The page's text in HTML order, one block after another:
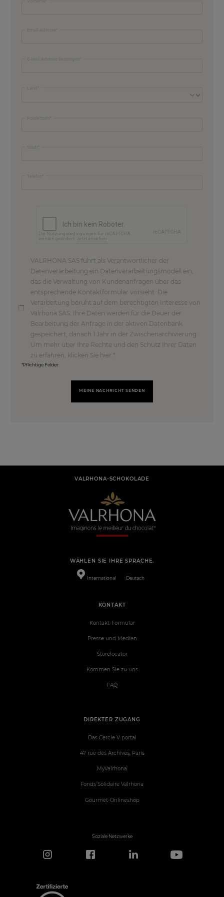
VALRHONA SAS führt als Verantwortlicher der
Datenverarbeitung ein Datenverarbeitungsmodell ein,
das die Verwaltung von Kundenanfragen über das
entsprechende Kontaktformular vorsieht. Die
Verarbeitung beruht auf dem berechtigten Interesse von
Valrhona SAS. Ihre Daten werden für die Dauer der
Bearbeitung der Anfrage in der aktiven Datenbank
gespeichert, danach 1 Jahr in der Zwischenarchivierung.
Um mehr über Ihre Rechte und den Schutz Ihrer Daten
zu erfahren, klicken Sie hier.
*Pflichtige Felder
MEINE NACHRICHT SENDEN
VALRHONA-SCHOKOLADE
WÄHLEN SIE IHRE SPRACHE.
International Deutsch
DIREKTER ZUGANG
Das Cercle V portal
47 rue des Archives, Paris
MyValrhona
Fonds Solidaire Valrhona
Gourmet-Onlineshop
KONTAKT
Kontakt-Formular
Presse und Medien
Storelocator
Kommen Sie zu uns
FAQ
Soziale Netzwerke